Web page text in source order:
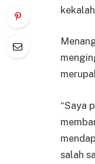
“Saya
salah